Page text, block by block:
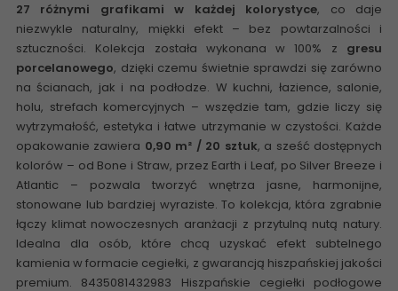
27 różnymi grafikami w każdej kolorystyce, co daje
niezwykle naturalny, miękki efekt – bez powtarzalności i
sztuczności. Kolekcja została wykonana w 100% z gresu
porcelanowego, dzięki czemu świetnie sprawdzi się zarówno
na ścianach, jak i na podłodze. W kuchni, łazience, salonie,
holu, strefach komercyjnych – wszędzie tam, gdzie liczy się
wytrzymałość, estetyka i łatwe utrzymanie w czystości. Każde
opakowanie zawiera 0,90 m² / 20 sztuk, a sześć dostępnych
kolorów – od Bone i Straw, przez Earth i Leaf, po Silver Breeze i
Atlantic – pozwala tworzyć wnętrza jasne, harmonijne,
stonowane lub bardziej wyraziste. To kolekcja, która zgrabnie
łączy klimat nowoczesnych aranżacji z przytulną nutą natury.
Idealna dla osób, które chcą uzyskać efekt subtelnego
kamienia w formacie cegiełki, z gwarancją hiszpańskiej jakości
premium. 8435081432983 Hiszpańskie cegiełki podłogowe